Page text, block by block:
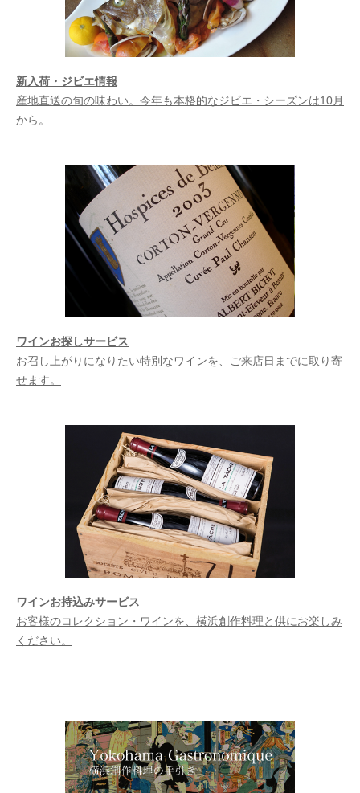
新入荷・ジビエ情報
産地直送の旬の味わい。今年も本格的なジビエ・シーズンは10月
から。
ワインお探しサービス
お召し上がりになりたい特別なワインを、ご来店日までに取り寄
せます。
ワインお持込みサービス
お客様のコレクション・ワインを、横浜創作料理と供にお楽しみ
ください。